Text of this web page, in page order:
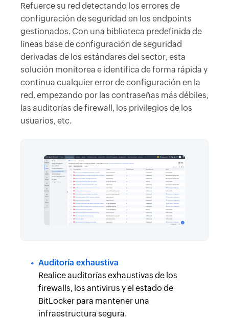
Refuerce su red detectando los errores de
configuración de seguridad en los endpoints
gestionados. Con una biblioteca predefinida de
líneas base de configuración de seguridad
derivadas de los estándares del sector, esta
solución monitorea e identifica de forma rápida y
continua cualquier error de configuración en la
red, empezando por las contraseñas más débiles,
las auditorías de firewall, los privilegios de los
usuarios, etc.
Auditoría exhaustiva
Realice auditorías exhaustivas de los
firewalls, los antivirus y el estado de
BitLocker para mantener una
infraestructura segura.